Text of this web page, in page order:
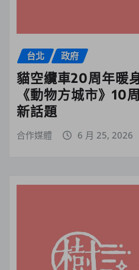
台北 政府
貓空纜車20周年暖
《動物方城市》10
新話題
合作媒體 6 月 25, 2026